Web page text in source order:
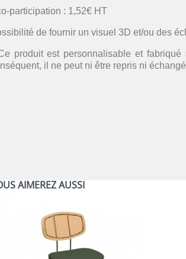
participation : 1,52€ HT
de fournir un visuel 3D et/ou des
produit est personnalisable et fabriqué
il ne peut ni être repris ni échangé
AIMEREZ AUSSI